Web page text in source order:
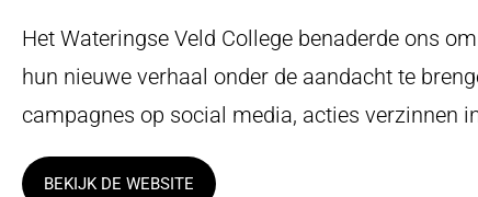
Het Wateringse Veld College benaderde ons
hun nieuwe verhaal onder de aandacht te
campagnes op social media, acties verzinnen
BEKIJK DE WEBSITE